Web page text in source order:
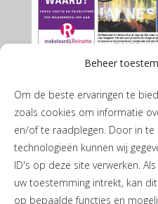
Beheer
Om de beste ervaringen te
zoals cookies om informatie
en/of te raadplegen. Door in
technologieën kunnen wij
ID's op deze site verwerken.
uw toestemming intrekt, kan
op bepaalde functies en
De